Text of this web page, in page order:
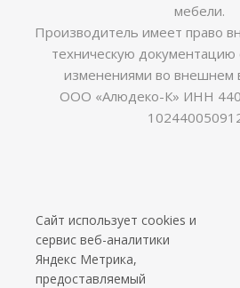
мебели.
Производитель имеет право
техническую
изменениями во внешнем
ООО «Алюдеко-К» ИНН
Сайт использует cookies и
сервис веб-аналитики
Яндекс Метрика,
предоставляемый